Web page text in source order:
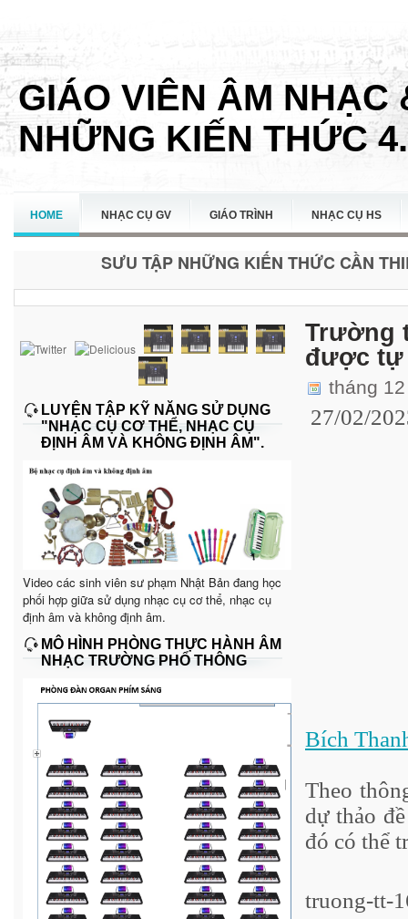
GIÁO VIÊN ÂM NHẠC
NHỮNG KIẾN THỨC
HOME NHẠC CỤ GV GIÁO TRÌNH NHẠC CỤ HS
SƯU TẬP NHỮNG KIẾN THỨC CẦN
LUYỆN TẬP KỸ NĂNG SỬ DỤNG
"NHẠC CỤ CƠ THỂ, NHẠC CỤ
ĐỊNH ÂM VÀ KHÔNG ĐỊNH ÂM".
Video các sinh viên sư phạm Nhật Bản đang học
phối hợp giữa sử dụng nhạc cụ cơ thể, nhạc cụ
định âm và không định âm.
MÔ HÌNH PHÒNG THỰC HÀNH ÂM
NHẠC TRƯỜNG PHỔ THÔNG
Trường
được
tháng
27/02/
Bích
Theo
dự thảo
đó có thể
truong-tt-